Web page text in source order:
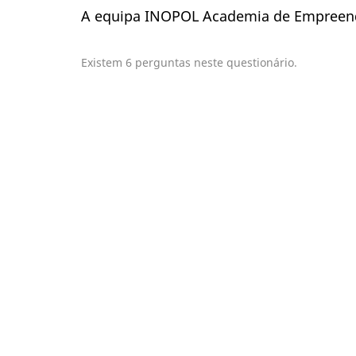
A equipa INOPOL Academia de
Existem 6 perguntas neste questionário.